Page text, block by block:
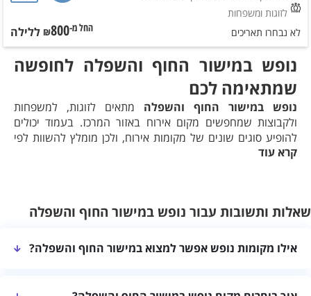
לזוגות ומשפחות
לא נבחרו תאריכים החל מ-₪800 ללילה
קרא עוד
נופש במישור החוף והשפלה לחופשה
שמתאימה לכם
נופש במישור החוף והשפלה מתאים לזוגות, למשפחות
ולקבוצות שמחפשים מקום אירוח באזור המרכז. בעמוד יכולים
להופיע סוגים שונים של מקומות אירוח, ולכן מומלץ להשוות לפי
היישוב, מספר האורחים, סידורי הלינה והמתקנים.
כולל ערים ויישובים שונים, ולכן חשוב לפתוח את כרטיס המקום
ולבדוק את הכתובת המדויקת ואת דרכי ההגעה.
התאמה לילדים אינם קיימים בכל מקום. אשרו מול המארחים כל
מה חשוב לבדוק לפני הזמנה
שאלות ותשובות עבור נופש במישור החוף והשפלה
אילו מקומות נופש אפשר למצוא במישור החוף והשפלה?